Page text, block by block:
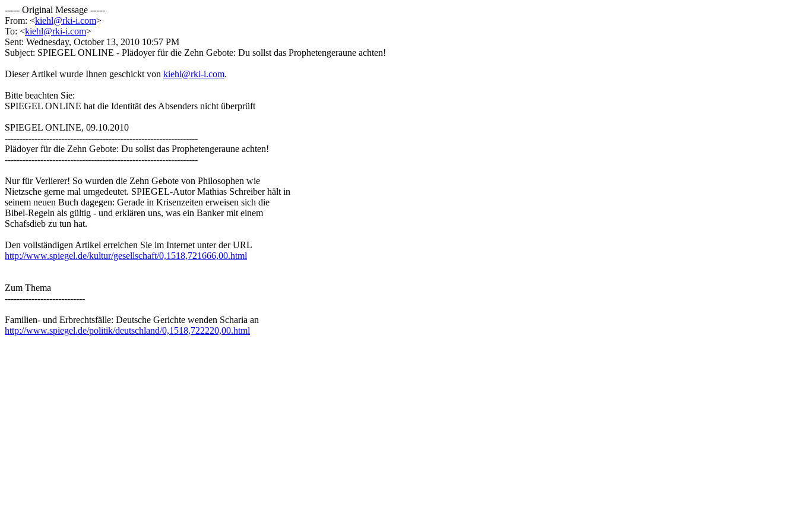
----- Original Message -----
From: <kiehl@rki-i.com>
To: <kiehl@rki-i.com>
Sent: Wednesday, October 13, 2010 10:57 PM
Subject: SPIEGEL ONLINE - Plädoyer für die Zehn Gebote: Du sollst das Prophetengeraune achten!
Dieser Artikel wurde Ihnen geschickt von kiehl@rki-i.com.
Bitte beachten Sie:
SPIEGEL ONLINE hat die Identität des Absenders nicht überprüft
SPIEGEL ONLINE, 09.10.2010
-----------------------------------------------------------------
Plädoyer für die Zehn Gebote: Du sollst das Prophetengeraune achten!
-----------------------------------------------------------------
Nur für Verlierer! So wurden die Zehn Gebote von Philosophen wie
Nietzsche gerne mal umgedeutet. SPIEGEL-Autor Mathias Schreiber hält in
seinem neuen Buch dagegen: Gerade in Krisenzeiten erweisen sich die
Bibel-Regeln als gültig - und erklären uns, was ein Banker mit einem
Schafsdieb zu tun hat.
Den vollständigen Artikel erreichen Sie im Internet unter der URL
http://www.spiegel.de/kultur/gesellschaft/0,1518,721666,00.html
Zum Thema
---------------------------
Familien- und Erbrechtsfälle: Deutsche Gerichte wenden Scharia an
http://www.spiegel.de/politik/deutschland/0,1518,722220,00.html